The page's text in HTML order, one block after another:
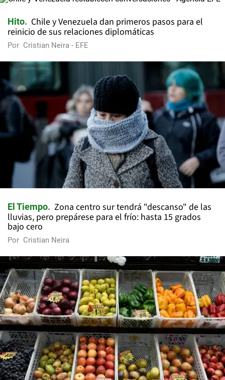
Hito
Chile y Venezuela dan primeros pasos para el
reinicio de sus relaciones diplomáticas
Por Cristian Neira - EFE
El Tiempo
Zona centro sur tendrá "descanso" de las
lluvias, pero prepárese para el frío: hasta 15 grados
bajo cero
Por Cristian Neira